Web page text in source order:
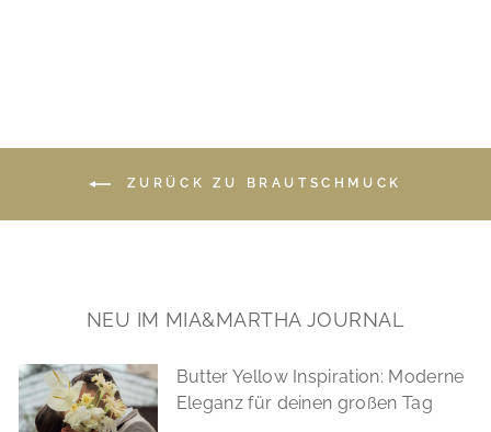
ZURÜCK ZU BRAUTSCHMUCK
NEU IM MIA&MARTHA JOURNAL
Butter Yellow Inspiration: Moderne
Eleganz für deinen großen Tag